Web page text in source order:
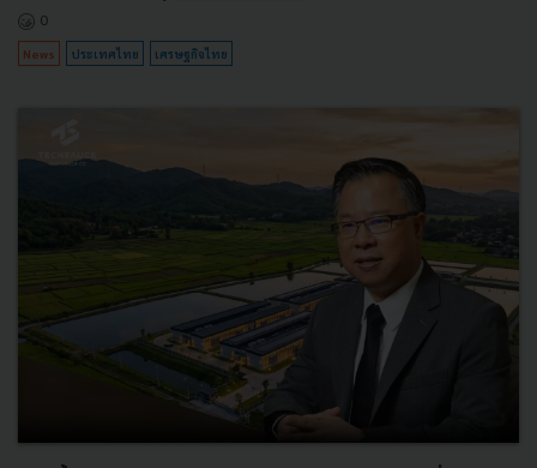
0
News ประเทศไทย เศรษฐกิจไทย